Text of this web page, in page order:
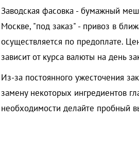
Заводская фасовка - бумажный
Москве, "под заказ" - привоз в
осуществляется по предоплате.
зависит от курса валюты на день
Из-за постоянного ужесточения
замену некоторых ингредиентов
необходимости делайте пробный